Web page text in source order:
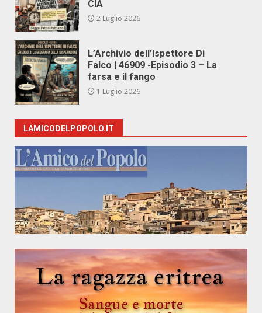
CIA
2 Luglio 2026
L’Archivio dell’Ispettore Di
Falco | 46909 -Episodio 3 – La
farsa e il fango
1 Luglio 2026
LAMICODELPOPOLO.IT